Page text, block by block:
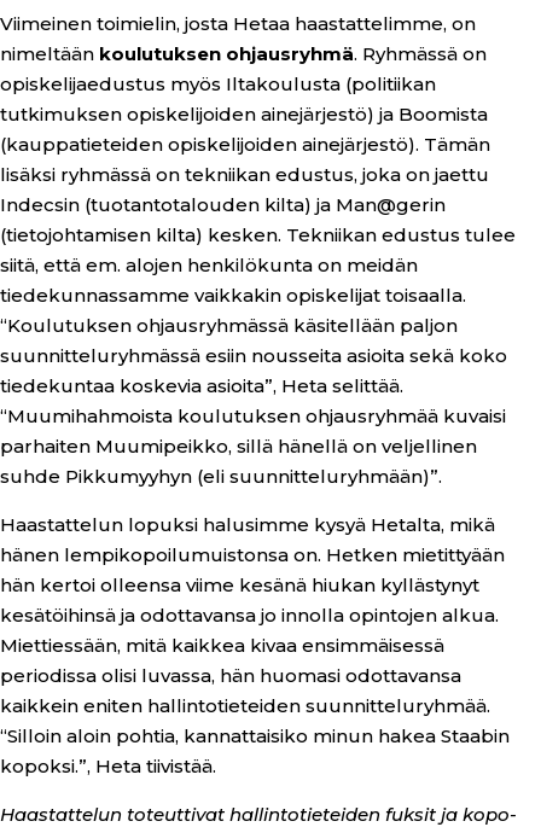
Viimeinen toimielin, josta Hetaa haastattelimme, on
nimeltään koulutuksen ohjausryhmä. Ryhmässä on
opiskelijaedustus myös Iltakoulusta (politiikan
tutkimuksen opiskelijoiden ainejärjestö) ja Boomista
(kauppatieteiden opiskelijoiden ainejärjestö). Tämän
lisäksi ryhmässä on tekniikan edustus, joka on jaettu
Indecsin (tuotantotalouden kilta) ja Man@gerin
(tietojohtamisen kilta) kesken. Tekniikan edustus tulee
siitä, että em. alojen henkilökunta on meidän
tiedekunnassamme vaikkakin opiskelijat toisaalla.
“Koulutuksen ohjausryhmässä käsitellään paljon
suunnitteluryhmässä esiin nousseita asioita sekä koko
tiedekuntaa koskevia asioita”, Heta selittää.
“Muumihahmoista koulutuksen ohjausryhmää kuvaisi
parhaiten Muumipeikko, sillä hänellä on veljellinen
suhde Pikkumyyhyn (eli suunnitteluryhmään)”.
Haastattelun lopuksi halusimme kysyä Hetalta, mikä
hänen lempikopoilumuistonsa on. Hetken mietittyään
hän kertoi olleensa viime kesänä hiukan kyllästynyt
kesätöihinsä ja odottavansa jo innolla opintojen alkua.
Miettiessään, mitä kaikkea kivaa ensimmäisessä
periodissa olisi luvassa, hän huomasi odottavansa
kaikkein eniten hallintotieteiden suunnitteluryhmää.
“Silloin aloin pohtia, kannattaisiko minun hakea Staabin
kopoksi.”, Heta tiivistää.
Haastattelun toteuttivat hallintotieteiden fuksit ja kopo-